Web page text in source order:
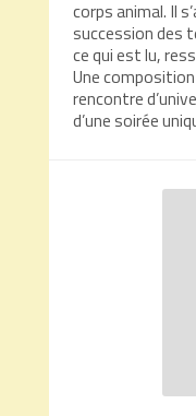
corps animal. Il
succession des
ce qui est lu,
Une
rencontre
d’une soirée